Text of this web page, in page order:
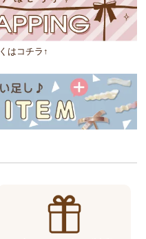
はコチラ↑